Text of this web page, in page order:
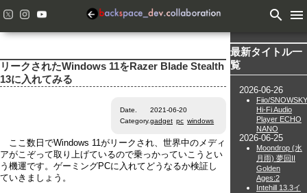
search menu
リークされたWindows 11をRazer Blade Stealth
13に入れてみる
Date.
2021-06-20
Category.gadget pc windows
ここ数日でWindows 11がリークされ、世界中のメディ
アがこぞって取り上げているので乗っかっていこうとい
う機運です。ゲーミングPCに入れてどうなるか検証し
ていきましょう。
最新タイトル一
覧
2026-06-26
Fiio/SNOWSKY
Hi-Fi Audio
Player ECHO
NANO
2026-06-25
Moondrop (水
月雨) 夢回II
Golden
Ages:2
Intehill 13.3イ